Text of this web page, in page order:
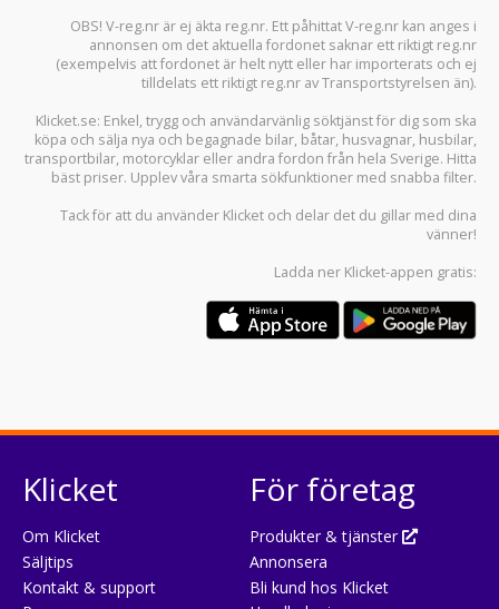
OBS! V-reg.nr är ej äkta reg.nr. Ett påhittat V-reg.nr kan anges i
annonsen om det aktuella fordonet saknar ett riktigt reg.nr
(exempelvis att fordonet är helt nytt eller har importerats och ej
tilldelats ett riktigt reg.nr av Transportstyrelsen än).
Klicket.se: Enkel, trygg och användarvänlig söktjänst för dig som ska
köpa och sälja nya och begagnade bilar, båtar, husvagnar, husbilar,
transportbilar, motorcyklar eller andra fordon från hela Sverige. Hitta
bäst priser. Upplev våra smarta sökfunktioner med snabba filter.
Tack för att du använder Klicket och delar det du gillar med dina
vänner!
Ladda ner Klicket-appen gratis:
Klicket
Om Klicket
Säljtips
Kontakt & support
För företag
Produkter & tjänster
Annonsera
Bli kund hos Klicket